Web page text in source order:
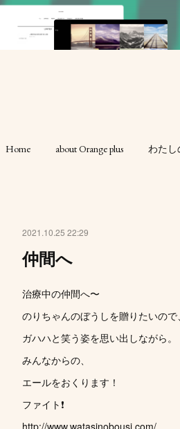
Home about Orange plus わたし
2021.10.25 22:29
仲間へ
治療中の仲間へ〜
のりちゃんのぼうしを贈りたいので
ガハハと笑う姿を思い出しながら。
みんなからの、
エールをおくります！
ファイト❗️